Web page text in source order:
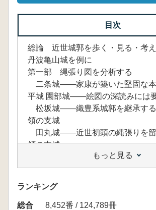
目次
総論 近世城郭を歩く・見る・考
丹波亀山城を例に
第一部 縄張り図を分析する
二条城――家康が築いた堅固な本
平城 園部城――絵図の深読みには
松坂城――織豊系城郭を継承する
領の支城
田丸城――近世初頭の縄張りを留
領の支城
郡山城――豊臣秀長によって築か
支配の城郭
大坂城――三期にわたる公儀普請
名城
明石城――天下普請で築かれた明
もっと見る
ランキング
総合
8,452番 / 124,789冊